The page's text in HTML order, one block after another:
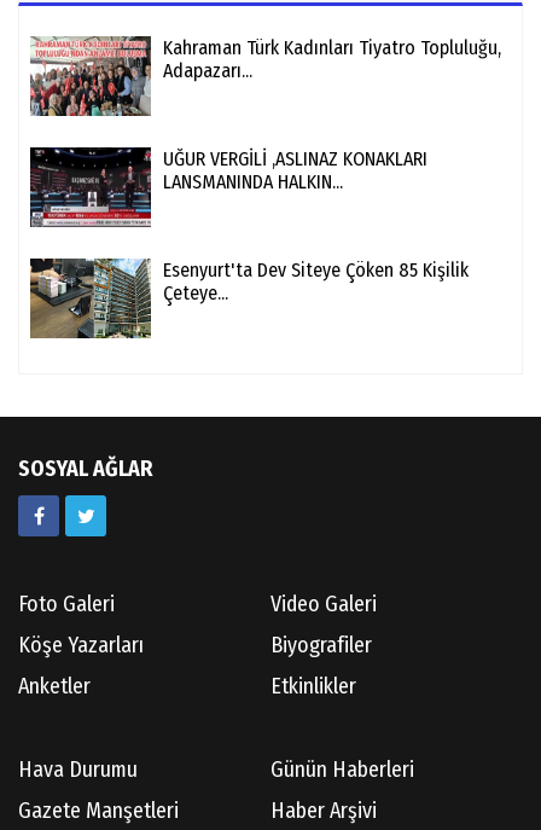
Kahraman Türk Kadınları Tiyatro Topluluğu,
Adapazarı...
UĞUR VERGİLİ ,ASLINAZ KONAKLARI
LANSMANINDA HALKIN...
Esenyurt'ta Dev Siteye Çöken 85 Kişilik
Çeteye...
SOSYAL AĞLAR
Foto Galeri
Video Galeri
Köşe Yazarları
Biyografiler
Anketler
Etkinlikler
Hava Durumu
Günün Haberleri
Gazete Manşetleri
Haber Arşivi